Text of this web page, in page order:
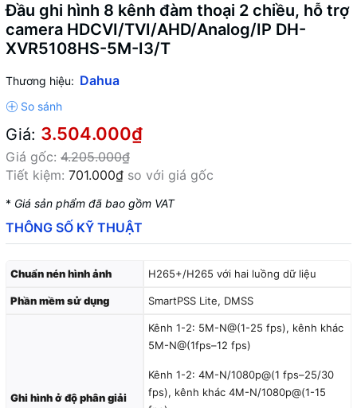
Đầu ghi hình 8 kênh đàm thoại 2 chiều, hỗ trợ
camera HDCVI/TVI/AHD/Analog/IP DH-
XVR5108HS-5M-I3/T
Thương hiệu: Dahua
Giá: 3.504.000₫
Giá gốc: 4.205.000₫
Tiết kiệm: 701.000₫ so với giá gốc
* Giá sản phẩm đã bao gồm VAT
THÔNG SỐ KỸ THUẬT
Chuẩn nén hình ảnh H265+/H265 với hai luồng dữ liệu
Phần mềm sử dụng SmartPSS Lite, DMSS
Ghi hình ở độ phân giải
Kênh 1-2: 5M-N@(1-25 fps), kênh khác
5M-N@(1fps–12 fps)
Kênh 1-2: 4M-N/1080p@(1 fps–25/30
fps), kênh khác 4M-N/1080p@(1-15